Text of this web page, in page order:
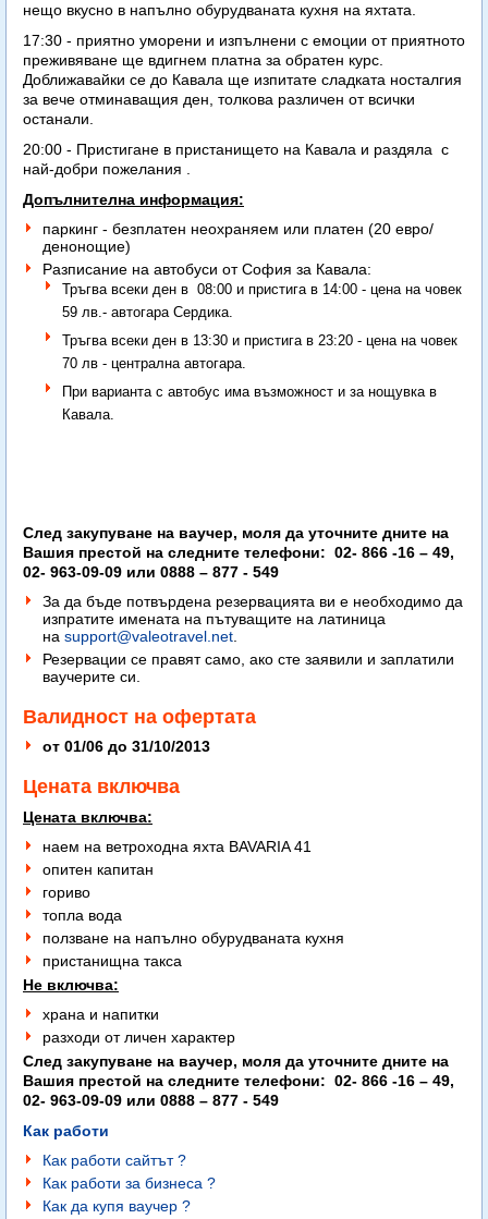
нещо вкусно в напълно обурудваната кухня на яхтата.
17:30 - приятно уморени и изпълнени с емоции от приятното
преживяване ще вдигнем платна за обратен курс.
Доближавайки се до Кавала ще изпитате сладката носталгия
за вече отминаващия ден, толкова различен от всички
останали.
20:00 - Пристигане в пристанището на Кавала и раздяла с
най-добри пожелания .
Допълнителна информация:
паркинг - безплатен неохраняем или платен (20 евро/
денонощие)
Разписание на автобуси от София за Кавала:
Тръгва всеки ден в 08:00 и пристига в 14:00 - цена на човек
59 лв.- автогара Сердика.
Тръгва всеки ден в 13:30 и пристига в 23:20 - цена на човек
70 лв - централна автогара.
При варианта с автобус има възможност и за нощувка в
Кавала.
След закупуване на ваучер, моля да уточните дните на
Вашия престой на следните телефони: 02- 866 -16 – 49,
02- 963-09-09 или 0888 – 877 - 549
За да бъде потвърдена резервацията ви е необходимо да
изпратите имената на пътуващите на латиница
на support@valeotravel.net
Резервации се правят само, ако сте заявили и заплатили
ваучерите си.
Валидност на офертата
от 01/06 до 31/10/2013
Цената включва
Цената включва:
наем на ветроходна яхта BAVARIA 41
опитен капитан
гориво
топла вода
ползване на напълно обурудваната кухня
пристанищна такса
Не включва:
храна и напитки
разходи от личен характер
След закупуване на ваучер, моля да уточните дните на
Вашия престой на следните телефони: 02- 866 -16 – 49,
02- 963-09-09 или 0888 – 877 - 549
Как работи
Как работи сайтът ?
Как работи за бизнеса ?
Как да купя ваучер ?